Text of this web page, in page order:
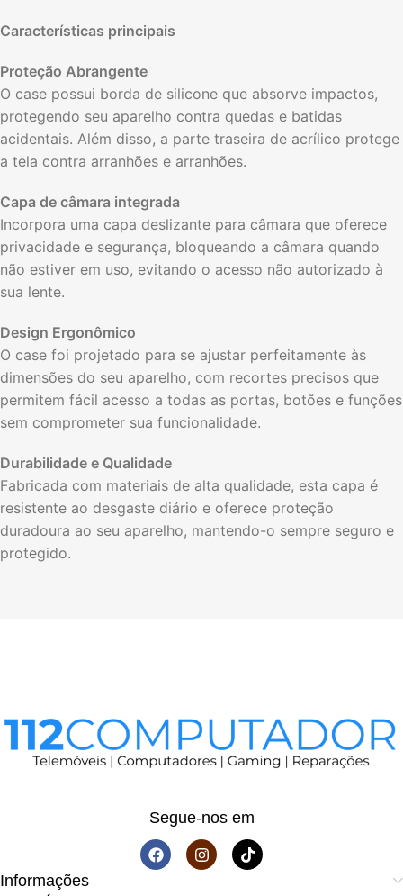
Características principais
Proteção Abrangente
O case possui borda de silicone que absorve impactos,
protegendo seu aparelho contra quedas e batidas
acidentais. Além disso, a parte traseira de acrílico protege
a tela contra arranhões e arranhões.
Capa de câmara integrada
Incorpora uma capa deslizante para câmara que oferece
privacidade e segurança, bloqueando a câmara quando
não estiver em uso, evitando o acesso não autorizado à
sua lente.
Design Ergonômico
O case foi projetado para se ajustar perfeitamente às
dimensões do seu aparelho, com recortes precisos que
permitem fácil acesso a todas as portas, botões e funções
sem comprometer sua funcionalidade.
Durabilidade e Qualidade
Fabricada com materiais de alta qualidade, esta capa é
resistente ao desgaste diário e oferece proteção
duradoura ao seu aparelho, mantendo-o sempre seguro e
protegido.
Segue-nos em
Informações